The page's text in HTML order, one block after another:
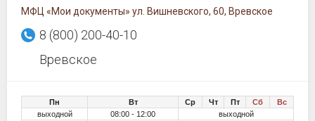
МФЦ «Мои документы» ул. Вишневского, 60, Вревское
8 (800) 200-40-10
Вревское
Пн Вт Ср Чт Пт Сб
Вс
выходной
08:00 - 12:00
выходной